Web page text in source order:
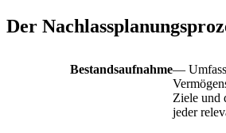
Der
Bestandsaufnahme—
Ziele und
jeder